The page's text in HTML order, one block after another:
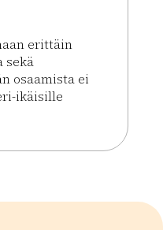
erittäin
sekä
osaamista ei
ikäisille
Väriroiskinta Meets